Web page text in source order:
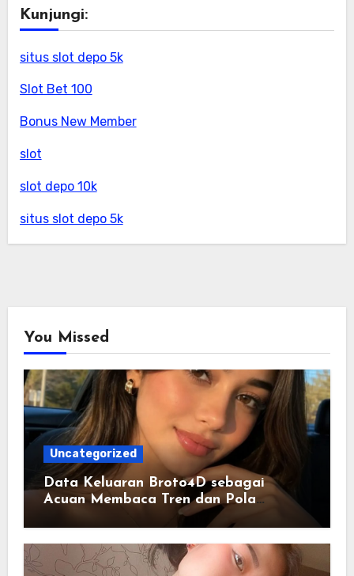
Kunjungi:
situs slot depo 5k
Slot Bet 100
Bonus New Member
slot
slot depo 10k
situs slot depo 5k
You Missed
Uncategorized
Data Keluaran Broto4D sebagai
Acuan Membaca Tren dan Pola
Statistik Harian